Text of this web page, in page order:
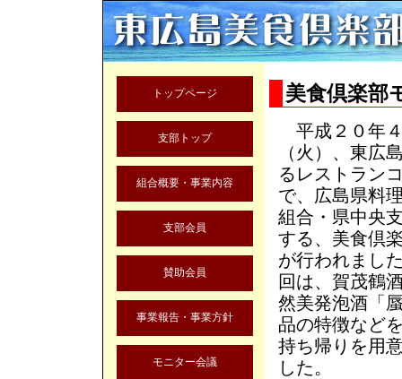
美食倶楽部
平成２０年
（火）、東広
るレストラン
で、広島県料
組合・県中央
する、美食倶
が行われまし
回は、賀茂鶴
然美発泡酒「
品の特徴など
持ち帰りを用
した。
トップページ
支部トップ
組合概要・事業内容
支部会員
賛助会員
事業報告・事業方針
モニター会議